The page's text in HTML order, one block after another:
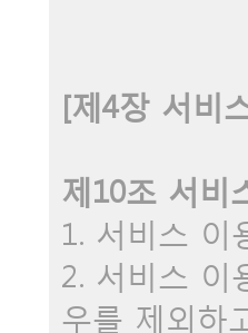
[제4장 서비
제10조 서비
1. 서비스 이
2. 서비스 이
우를 제외하